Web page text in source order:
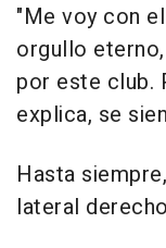
"Me voy con
orgullo
por este club.
explica, se
Hasta
lateral